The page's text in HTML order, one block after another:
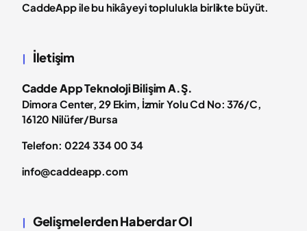
CaddeApp ile bu hikâyeyi toplulukla birlikte büyüt.
İletişim
Cadde App Teknoloji Bilişim A.Ş.
Dimora Center, 29 Ekim, İzmir Yolu Cd No: 376/C,
16120 Nilüfer/Bursa
Telefon: 0224 334 00 34
info@caddeapp.com
Gelişmelerden Haberdar Ol